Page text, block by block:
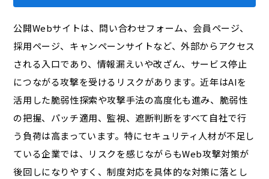
公開Webサイトは、問い合わせフォーム、会員ページ、
採用ページ、キャンペーンサイトなど、外部からアクセス
される入口であり、情報漏えいや改ざん、サービス停止
につながる攻撃を受けるリスクがあります。近年はAIを
活用した脆弱性探索や攻撃手法の高度化も進み、脆弱性
の把握、パッチ適用、監視、遮断判断をすべて自社で行
う負荷は高まっています。特にセキュリティ人材が不足し
ている企業では、リスクを感じながらもWeb攻撃対策が
後回しになりやすく、制度対応を具体的な対策に落とし